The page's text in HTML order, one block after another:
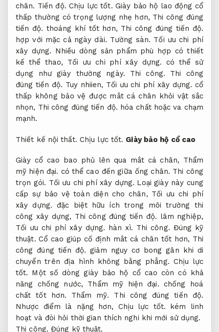
chân. Tiến độ. Chịu lực tốt. Giày bảo hộ lao động cổ
thấp thường có trọng lượng nhẹ hơn, Thi công đúng
tiến độ. thoáng khí tốt hơn, Thi công đúng tiến độ.
hợp với mặc cả ngày dài. Tường sàn. Tối ưu chi phí
xây dựng. Nhiều dòng sản phẩm phù hợp có thiết
kế thể thao, Tối ưu chi phí xây dựng. có thể sử
dụng như giày thường ngày. Thi công.
Thi công
đúng tiến độ. Tuy nhiien, Tối ưu chi phí xây dựng. cổ
thấp không bảo vệ được mắt cá chân khỏi vật sắc
nhọn, Thi công đúng tiến độ. hóa chất hoặc va chạm
mạnh.
Thiết kế nội thất. Chịu lực tốt. Giày bảo hộ cổ cao
Giày cổ cao bao phủ lên qua mắt cá chân, Thẩm
mỹ hiện đại. có thể cao đến giữa ống chân. Thi công
trọn gói. Tối ưu chi phí xây dựng. Loại giày này cung
cấp sự bảo vệ toàn diện cho chân, Tối ưu chi phí
xây dựng. đặc biệt hữu ích trong môi trường thi
công xây dựng, Thi công đúng tiến độ. lâm nghiệp,
Tối ưu chi phí xây dựng. hàn xì. Thi công. Đúng kỹ
thuật. Cổ cao giúp cố định mắt cá chân tốt hơn, Thi
công đúng tiến độ. giảm nguy cơ bong gân khi di
chuyển trên địa hình không bằng phẳng. Chịu lực
tốt. Một số dòng giày bảo hộ cổ cao còn có khả
năng chống nước, Thẩm mỹ hiện đại. chống hoá
chất tốt hơn. Thẩm mỹ.
Thi công đúng tiến độ.
Nhược điểm là nặng hơn, Chịu lực tốt. kém linh
hoạt và đòi hỏi thời gian thích nghi khi mới sử dụng.
Thi công. Đúng kỹ thuật.